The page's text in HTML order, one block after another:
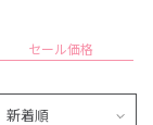
セール価格
新着順